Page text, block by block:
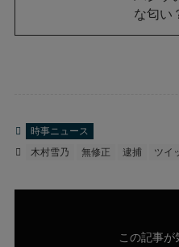
な匂い
時事ニュース
木村雪乃
無修正 逮捕 ツイ
この記事が